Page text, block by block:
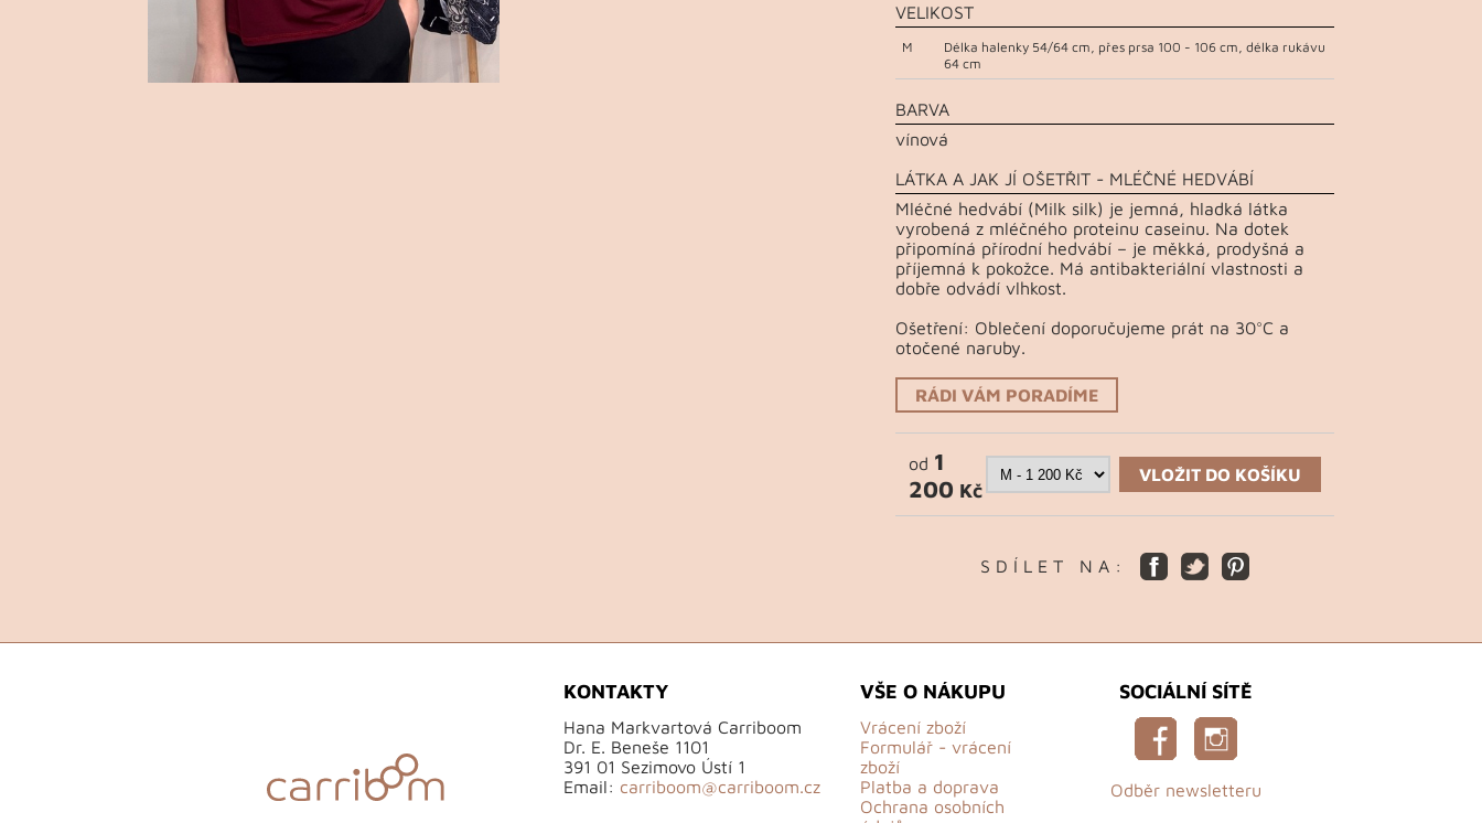
VELIKOST
M
Délka halenky 54/64 cm, přes prsa 100 - 106 cm, délka rukávu
64 cm
BARVA
vínová
LÁTKA A JAK JÍ OŠETŘIT - MLÉČNÉ HEDVÁBÍ
Mléčné hedvábí (Milk silk) je jemná, hladká látka
vyrobená z mléčného proteinu caseinu. Na dotek
připomíná přírodní hedvábí – je měkká, prodyšná a
příjemná k pokožce. Má antibakteriální vlastnosti a
dobře odvádí vlhkost.
Ošetření: Oblečení doporučujeme prát na 30°C a
otočené naruby.
RÁDI VÁM PORADÍME
od 1
200 Kč
VLOŽIT DO KOŠÍKU
S D Í L E T N A :
KONTAKTY
Hana Markvartová Carriboom
Dr. E. Beneše 1101
391 01 Sezimovo Ústí 1
Email: carriboom@carriboom.cz
VŠE O NÁKUPU
Vrácení zboží
Formulář - vrácení
zboží
Platba a doprava
Ochrana osobních
SOCIÁLNÍ SÍTĚ
Odběr newsletteru